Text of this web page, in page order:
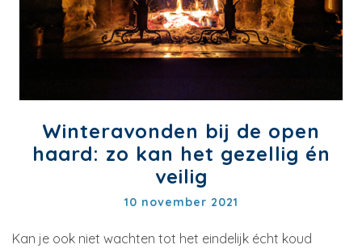
Winteravonden bij de open
haard: zo kan het gezellig én
veilig
10 november 2021
Kan je ook niet wachten tot het eindelijk écht koud